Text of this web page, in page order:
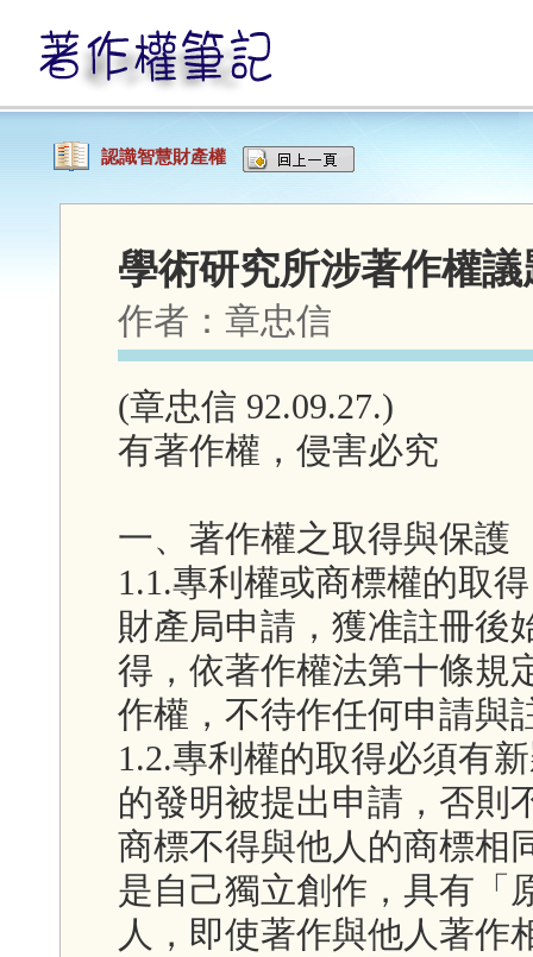
認識智慧財產權
學術研究所涉著作權議
作者： 章忠信
(章忠信 92.09.27.)
有著作權，侵害必究
一、著作權之取得與保護
1.1.專利權或商標權的取
財產局申請，獲准註冊後
得，依著作權法第十條規
作權，不待作任何申請與
1.2.專利權的取得必須有
的發明被提出申請，否則
商標不得與他人的商標相
是自己獨立創作，具有「
人，即使著作與他人著作